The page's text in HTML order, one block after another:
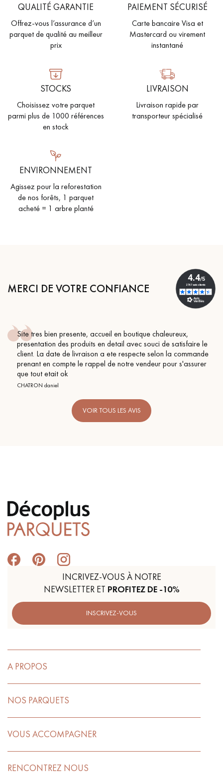
QUALITÉ GARANTIE
Offrez-vous l’assurance d’un
parquet de qualité au meilleur
prix
PAIEMENT SÉCURISÉ
Carte bancaire Visa et
Mastercard ou virement
instantané
STOCKS
Choisissez votre parquet
parmi plus de 1000 références
en stock
LIVRAISON
Livraison rapide par
transporteur spécialisé
ENVIRONNEMENT
Agissez pour la reforestation
de nos forêts, 1 parquet
acheté = 1 arbre planté
MERCI DE VOTRE CONFIANCE
Site tres bien presente, accueil en boutique chaleureux,
presentation des produits en detail avec souci de satisfaire le
client. La date de livraison a ete respecte selon la commande
prenant en compte le rappel de notre vendeur pour s'assurer
que tout etait ok
CHATRON daniel
VOIR TOUS LES AVIS
INCRIVEZ-VOUS À NOTRE
NEWSLETTER ET PROFITEZ DE -10%
INSCRIVEZ-VOUS
A PROPOS
NOS PARQUETS
VOUS ACCOMPAGNER
RENCONTREZ NOUS